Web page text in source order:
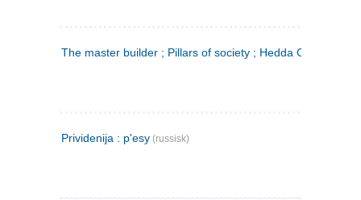
The master builder ; Pillars of society ; Hedda Gabler
Prividenija : p'esy (russisk)